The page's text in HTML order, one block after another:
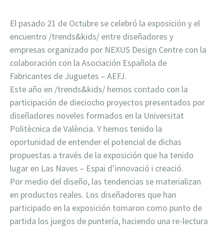
El pasado 21 de Octubre se celebró la exposición y el
encuentro /trends&kids/ entre diseñadores y
empresas organizado por NEXUS Design Centre con la
colaboración con la Asociación Española de
Fabricantes de Juguetes – AEFJ.
Este año en /trends&kids/ hemos contado con la
participación de dieciocho proyectos presentados por
diseñadores noveles formados en la Universitat
Politècnica de València. Y hemos tenido la
oportunidad de entender el potencial de dichas
propuestas a través de la exposición que ha tenido
lugar en Las Naves – Espai d’innovació i creació.
Por medio del diseño, las tendencias se materializan
en productos reales. Los diseñadores que han
participado en la exposición tomaron como punto de
partida los juegos de puntería, haciendo una re-lectura